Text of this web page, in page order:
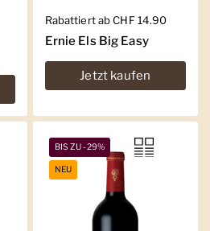
Regulärer Preis
Rabattiert ab CHF 14.90
Ernie Els Big Easy
Jetzt kaufen
BIS ZU -29%
NEU